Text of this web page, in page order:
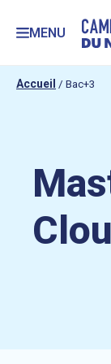
MENU
Accueil / Bac+3